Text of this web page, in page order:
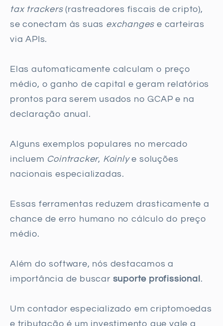
tax trackers(rastreadores fiscais de cripto),
se conectam às suas exchanges e carteiras
via APIs.
Elas automaticamente calculam o preço
médio, o ganho de capital e geram relatórios
prontos para serem usados no GCAP e na
declaração anual.
Alguns exemplos populares no mercado
incluem Cointracker, Koinlye soluções
nacionais especializadas.
Essas ferramentas reduzem drasticamente a
chance de erro humano no cálculo do preço
médio.
Além do software, nós destacamos a
importância de buscar suporte profissional .
Um contador especializado em criptomoedas
e tributação é um investimento que vale a